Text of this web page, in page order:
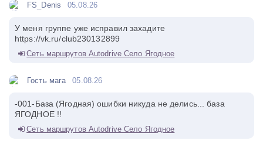
FS_Denis 05.08.26
У меня группе уже исправил захадите
https://vk.ru/club230132899
Сеть маршрутов Autodrive Село Ягодное
Гость мага 05.08.26
-001-База (Ягодная) ошибки никуда не делись... база
ЯГОДНОЕ !!
Сеть маршрутов Autodrive Село Ягодное